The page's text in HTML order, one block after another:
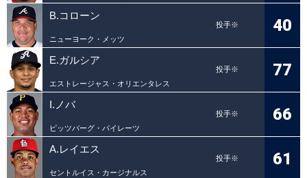
B.コローン
投手※
ニューヨーク・メッツ
40
E.ガルシア
投手※
エストレージャス・オリエンタレス
77
I.ノバ
投手※
ピッツバーグ・パイレーツ
66
A.レイエス
投手※
セントルイス・カージナルス
61